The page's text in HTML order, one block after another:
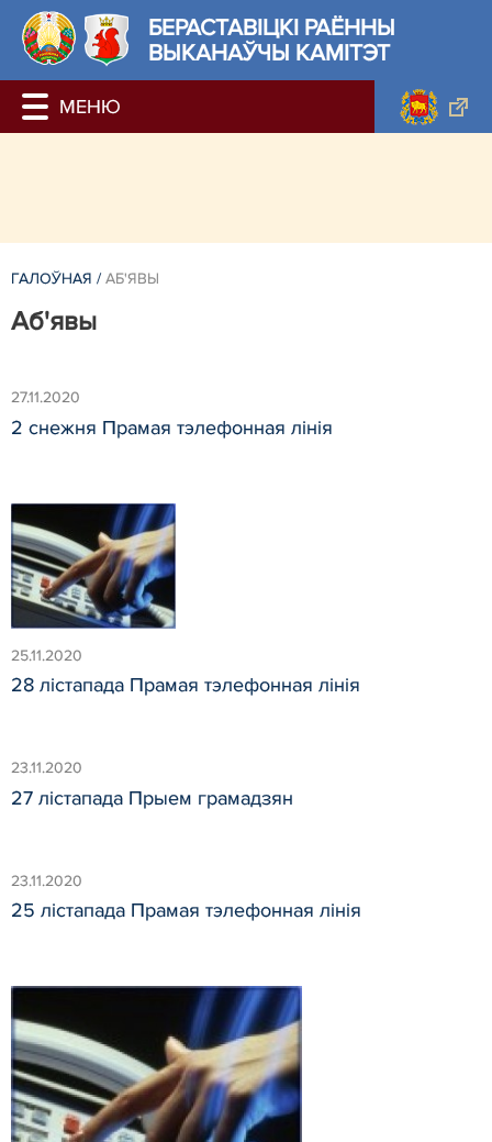
БЕРАСТАВIЦКI РАЁННЫ
ВЫКАНАЎЧЫ КАМІТЭТ
ГАЛОЎНАЯ / АБ'ЯВЫ
Аб'явы
27.11.2020
2 снежня Прамая тэлефонная лінія
25.11.2020
28 лістапада Прамая тэлефонная лінія
23.11.2020
27 лістапада Прыем грамадзян
23.11.2020
25 лістапада Прамая тэлефонная лінія